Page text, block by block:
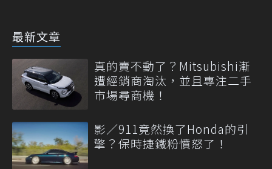
最新文章
真的賣不動了？Mitsubishi漸
遭經銷商淘汰，並且專注二手
市場尋商機！
影／911竟然換了Honda的引
擎？保時捷鐵粉憤怒了！